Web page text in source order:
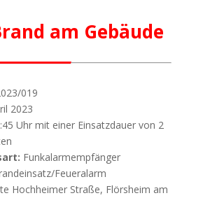
am Gebäude
019
2023
Uhr mit einer Einsatzdauer von 2
Funkalarmempfänger
Feueralarm
Hochheimer Straße, Flörsheim am